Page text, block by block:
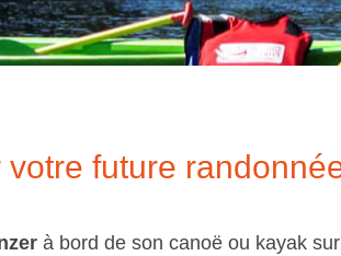
future
à bord de son canoë ou kayak